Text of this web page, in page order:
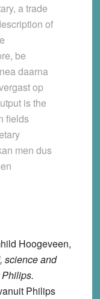
a trade
of
be
daarna
op
is the
fields
men dus
Hoogeveen,
science and
Philips